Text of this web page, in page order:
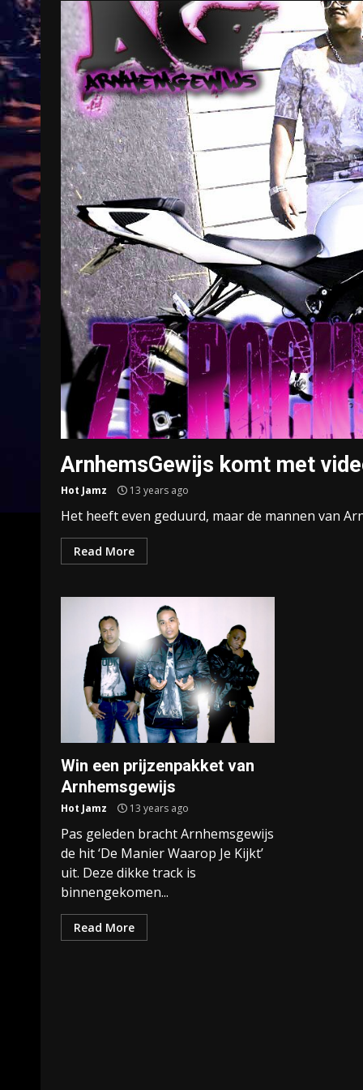
ArnhemsGewijs komt met
Hot Jamz 13 years ago
Het heeft even geduurd, maar de mannen van
Read More
Win een prijzenpakket van
Arnhemsgewijs
Hot Jamz 13 years ago
Pas geleden bracht Arnhemsgewijs
de hit ‘De Manier Waarop Je Kijkt’
uit. Deze dikke track is
binnengekomen...
Read More
Treinkaartjes worden duurder,
abonnementen verdwijnen
9 months ago